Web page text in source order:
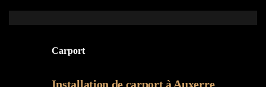
Carport
Installation de carport à Auxerre